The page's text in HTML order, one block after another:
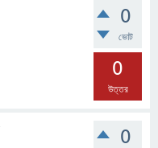
0
ভোট
0
উত্তর
0